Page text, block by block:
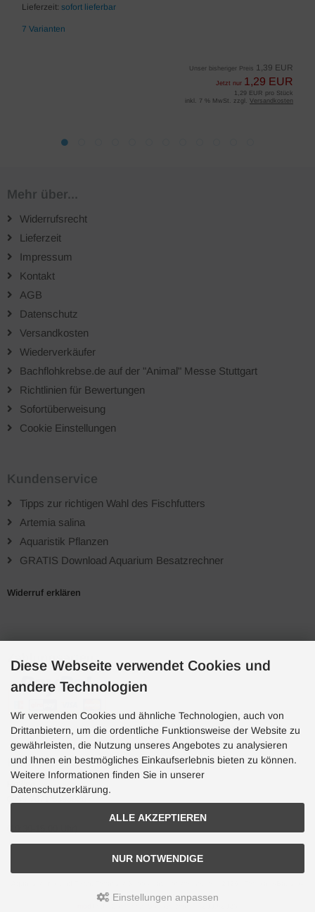
Lieferzeit: sofort lieferbar
7 Varianten
Unser bisheriger Preis 1,39 EUR
Jetzt nur 1,29 EUR
1,29 EUR pro Stück
inkl. 7 % MwSt. zzgl. Versandkosten
Mehr über...
Widerrufsrecht
Lieferzeit
Impressum
Kontakt
AGB
Datenschutz
Versandkosten
Wiederverkäufer
Bachflohkrebse.de auf der "Animal" Messe Stuttgart
Richtlinien für Bewertungen
Sofortüberweisung
Cookie Einstellungen
Kundenservice
Tipps zur richtigen Wahl des Fischfutters
Artemia salina
Aquaristik Pflanzen
GRATIS Download Aquarium Besatzrechner
Widerruf erklären
Zahlungsarten
Hotline
Hotline
(10:30-15:00 Uhr)
andreas-guder.de
Diese Webseite verwendet Cookies und
andere Technologien
Wir verwenden Cookies und ähnliche Technologien, auch von
Drittanbietern, um die ordentliche Funktionsweise der Website zu
gewährleisten, die Nutzung unseres Angebotes zu analysieren
und Ihnen ein bestmögliches Einkaufserlebnis bieten zu können.
Weitere Informationen finden Sie in unserer
Datenschutzerklärung.
ALLE AKZEPTIEREN
NUR NOTWENDIGE
Einstellungen anpassen